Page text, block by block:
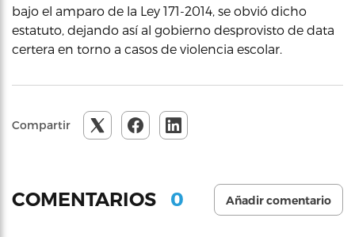
bajo el amparo de la Ley 171-2014, se obvió dicho
estatuto, dejando así al gobierno desprovisto de data
certera en torno a casos de violencia escolar.
Compartir
COMENTARIOS 0 Añadir comentario